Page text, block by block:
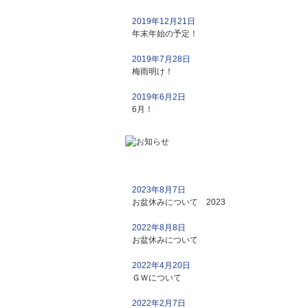
2019年12月21日
年末年始の予定！
2019年7月28日
梅雨明け！
2019年6月2日
6月！
2023年8月7日
お盆休みについて 2023
2022年8月8日
お盆休みについて
2022年4月20日
ＧＷについて
2022年2月7日